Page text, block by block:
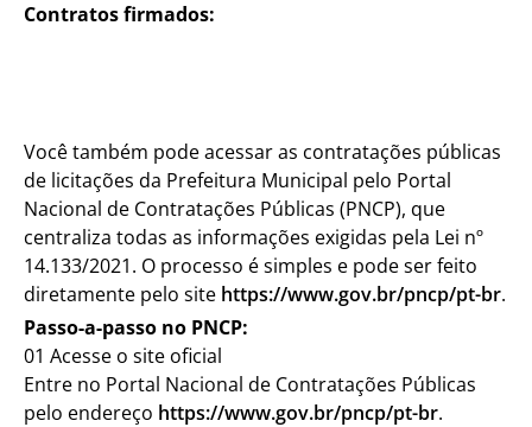
Contratos firmados:
Você também pode acessar as contratações públicas
de licitações da Prefeitura Municipal pelo Portal
Nacional de Contratações Públicas (PNCP), que
centraliza todas as informações exigidas pela Lei nº
14.133/2021. O processo é simples e pode ser feito
diretamente pelo site https://www.gov.br/pncp/pt-br.
Passo-a-passo no PNCP:
01 Acesse o site oficial
Entre no Portal Nacional de Contratações Públicas
pelo endereço https://www.gov.br/pncp/pt-br.